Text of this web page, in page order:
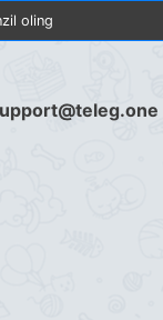
oling